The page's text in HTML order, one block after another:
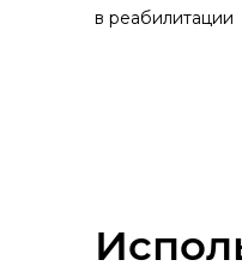
в реабилитации